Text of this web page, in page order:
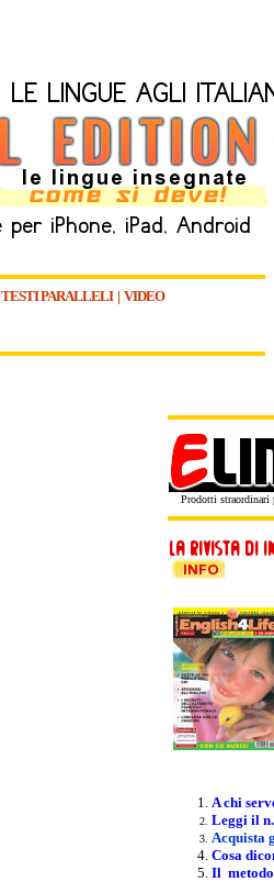
TESTI PARALLELI| VIDEO
Prodotti straordinari
A chi
Leggi il
Acquista
Cosa
Il metodo